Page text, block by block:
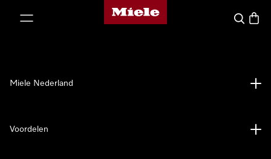
Homepage van Miele
Wat zoek
Miele Nederland
Voordelen